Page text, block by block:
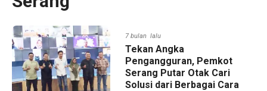
7 bulan lalu
Tekan Angka
Pengangguran, Pemkot
Serang Putar Otak Cari
Solusi dari Berbagai Cara